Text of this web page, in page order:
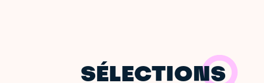
SÉLECTIONS